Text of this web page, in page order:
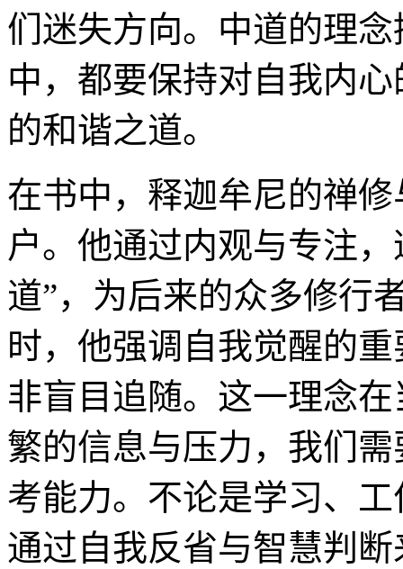
们迷失方向。中道的理
中，都要保持对自我内
的和谐之道。
在书中，释迦牟尼的禅
户。他通过内观与专注
道”，为后来的众多修行
时，他强调自我觉醒的
非盲目追随。这一理念
繁的信息与压力，我们
考能力。不论是学习、
通过自我反省与智慧判